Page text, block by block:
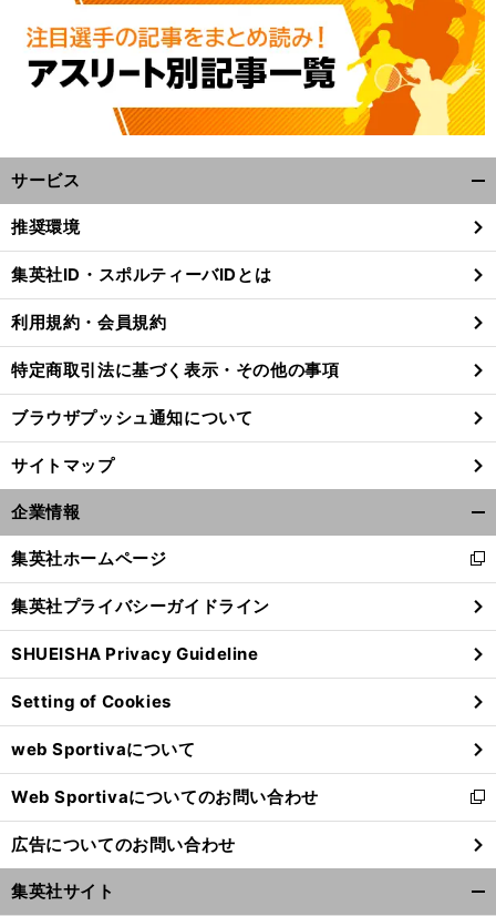
前
サービス
閉
る
推奨環境
集英社ID・スポルティーバIDとは
利用規約・会員規約
特定商取引法に基づく表示・その他の事項
ブラウザプッシュ通知について
サイトマップ
企業情報
閉
る
集英社ホームページ
新
し
い
ウ
ィ
ン
ド
ウ
で
開
く
集英社プライバシーガイドライン
SHUEISHA Privacy Guideline
Setting of Cookies
web Sportivaについて
Web Sportivaについてのお問い合わせ
新
し
い
ウ
ィ
広告についてのお問い合わせ
集英社サイト